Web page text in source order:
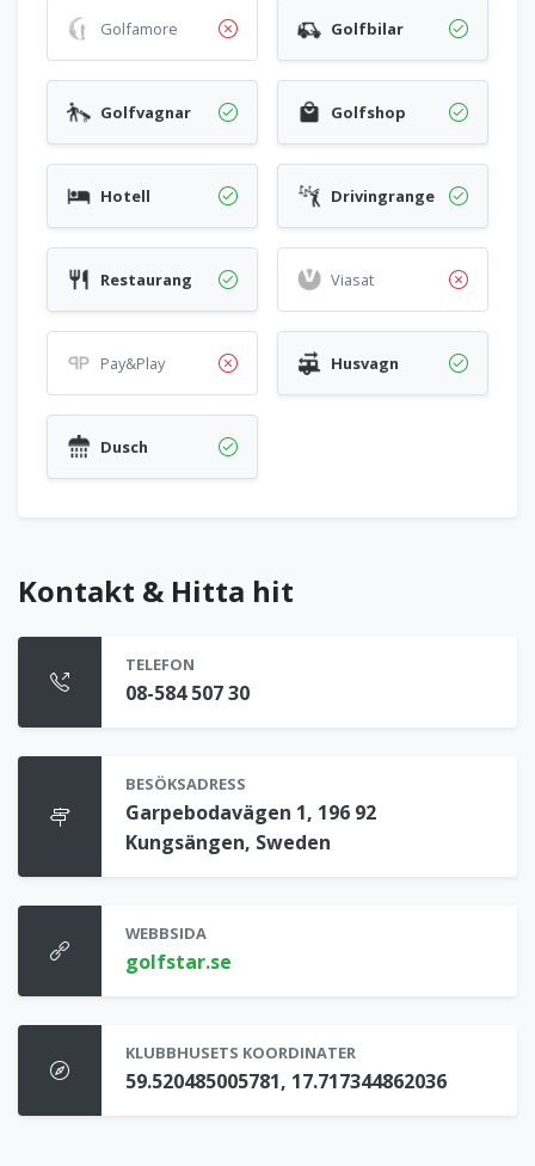
Golfamore Golfbilar
Golfvagnar Golfshop
Hotell Drivingrange
Restaurang Viasat
Pay&Play Husvagn
Dusch
Kontakt & Hitta hit
TELEFON
08-584 507 30
BESÖKSADRESS
Garpebodavägen 1, 196 92
Kungsängen, Sweden
WEBBSIDA
golfstar.se
KLUBBHUSETS KOORDINATER
59.520485005781, 17.717344862036